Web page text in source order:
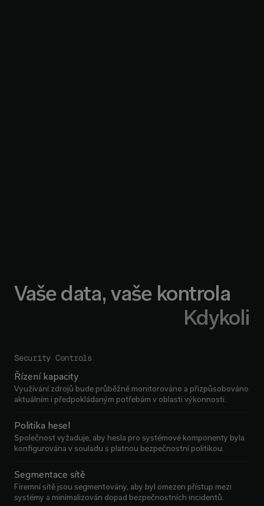
Vaše data, vaše kontrola
Kdykoli
Security Controls
Řízení kapacity
Využívání zdrojů bude průběžně monitorováno a přizpůsobováno
aktuálním i předpokládaným potřebám v oblasti výkonnosti.
Politika hesel
Společnost vyžaduje, aby hesla pro systémové komponenty byla
konfigurována v souladu s platnou bezpečnostní politikou.
Segmentace sítě
Firemní sítě jsou segmentovány, aby byl omezen přístup mezi
systémy a minimalizován dopad bezpečnostních incidentů.